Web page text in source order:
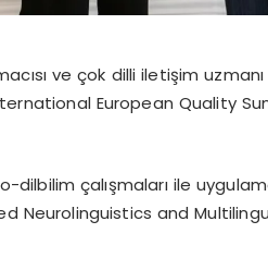
ve çok dilli iletişim
European Quality
dilbilim çalışmaları ile
Neurolinguistics and